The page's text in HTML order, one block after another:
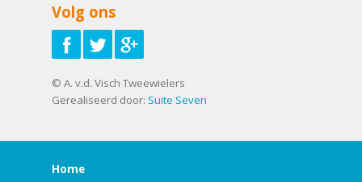
Volg ons
© A. v.d. Visch Tweewielers
Gerealiseerd door: Suite Seven
Home